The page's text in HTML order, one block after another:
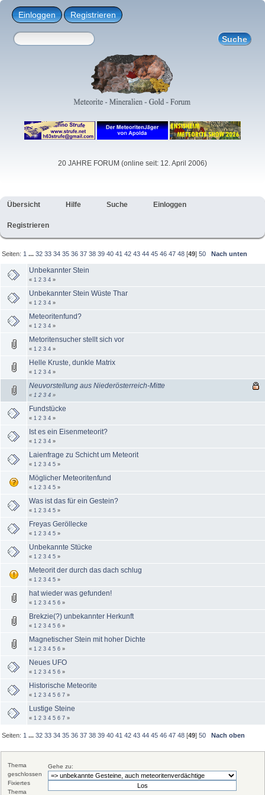
Einloggen Registrieren
20 JAHRE FORUM (online seit: 12. April 2006)
Übersicht Hilfe Suche Einloggen
Registrieren
Seiten: 1 ...32 33 34 35 36 37 38 39 40 41 42 43 44 45 46 47 48 [49]50 Nach unten
Unbekannter Stein
« 1 2 3 4 »
Unbekannter Stein Wüste Thar
« 1 2 3 4 »
Meteoritenfund?
« 1 2 3 4 »
Metoritensucher stellt sich vor
« 1 2 3 4 »
Helle Kruste, dunkle Matrix
« 1 2 3 4 »
Neuvorstellung aus Niederösterreich-Mitte
« 1 2 3 4 »
Fundstücke
« 1 2 3 4 »
Ist es ein Eisenmeteorit?
« 1 2 3 4 »
Laienfrage zu Schicht um Meteorit
« 1 2 3 4 5 »
Möglicher Meteoritenfund
« 1 2 3 4 5 »
Was ist das für ein Gestein?
« 1 2 3 4 5 »
Freyas Geröllecke
« 1 2 3 4 5 »
Unbekannte Stücke
« 1 2 3 4 5 »
Meteorit der durch das dach schlug
« 1 2 3 4 5 »
hat wieder was gefunden!
« 1 2 3 4 5 6 »
Brekzie(?) unbekannter Herkunft
« 1 2 3 4 5 6 »
Magnetischer Stein mit hoher Dichte
« 1 2 3 4 5 6 »
Neues UFO
« 1 2 3 4 5 6 »
Historische Meteorite
« 1 2 3 4 5 6 7 »
Lustige Steine
« 1 2 3 4 5 6 7 »
Seiten: 1 ...32 33 34 35 36 37 38 39 40 41 42 43 44 45 46 47 48 [49]50 Nach oben
Gehe zu:
Thema
geschlossen
Fixiertes
Thema